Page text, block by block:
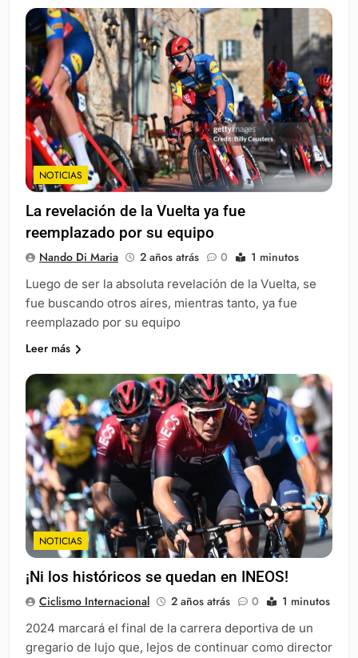
NOTICIAS
La revelación de la Vuelta ya fue
reemplazado por su equipo
Nando Di Maria 2 años atrás 0 1 minutos
Luego de ser la absoluta revelación de la Vuelta, se
fue buscando otros aires, mientras tanto, ya fue
reemplazado por su equipo
Leer más
NOTICIAS
¡Ni los históricos se quedan en INEOS!
Ciclismo Internacional 2 años atrás 0 1 minutos
2024 marcará el final de la carrera deportiva de un
gregario de lujo que, lejos de continuar como director